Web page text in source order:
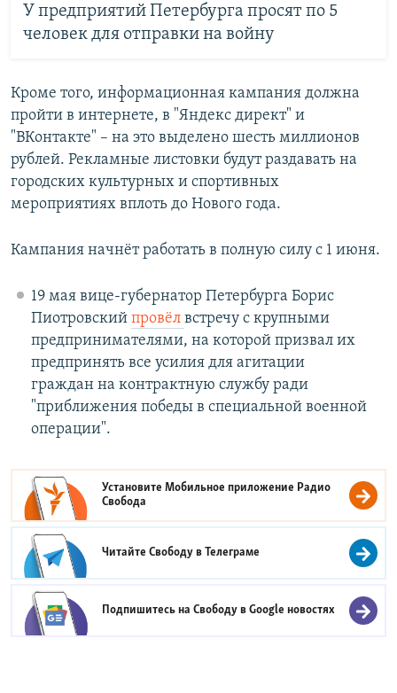
У предприятий Петербурга просят по 5
человек для отправки на войну
Кроме того, информационная кампания должна
пройти в интернете, в "Яндекс директ" и
"ВКонтакте" – на это выделено шесть миллионов
рублей. Рекламные листовки будут раздавать на
городских культурных и спортивных
мероприятиях вплоть до Нового года.
Кампания начнёт работать в полную силу с 1 июня.
19 мая вице-губернатор Петербурга Борис
Пиотровский провёл встречу с крупными
предпринимателями, на которой призвал их
предпринять все усилия для агитации
граждан на контрактную службу ради
"приближения победы в специальной военной
операции".
Установите Мобильное приложение Радио
Свобода
Читайте Свободу вТелеграме
Подпишитесь на Свободу вGoogle новостях